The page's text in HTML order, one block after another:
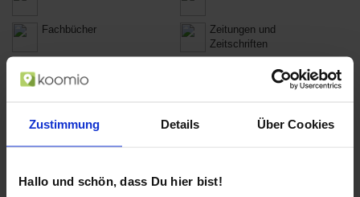
Zustimmung Details Über Cookies
Hallo und schön, dass Du hier bist!
Fachbücher
Zeitungen und
Zeitschriften